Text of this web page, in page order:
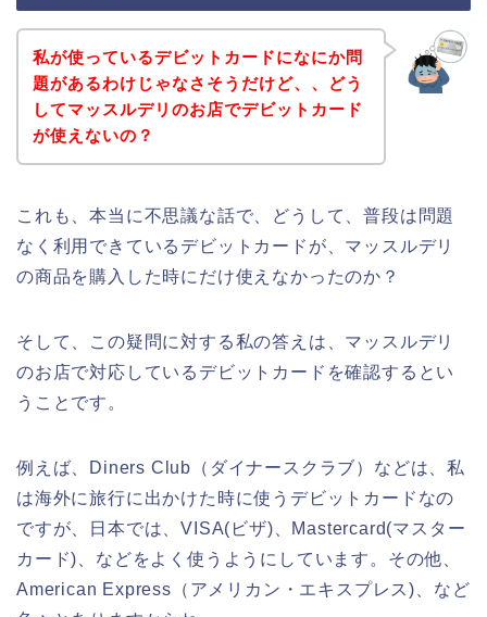
私が使っているデビットカードになにか問
題があるわけじゃなさそうだけど、、どう
してマッスルデリのお店でデビットカード
が使えないの？
これも、本当に不思議な話で、どうして、普段は問題
なく利用できているデビットカードが、マッスルデリ
の商品を購入した時にだけ使えなかったのか？
そして、この疑問に対する私の答えは、マッスルデリ
のお店で対応しているデビットカードを確認するとい
うことです。
例えば、Diners Club（ダイナースクラブ）などは、私
は海外に旅行に出かけた時に使うデビットカードなの
ですが、日本では、VISA(ビザ)、Mastercard(マスター
カード)、などをよく使うようにしています。その他、
American Express（アメリカン・エキスプレス)、など